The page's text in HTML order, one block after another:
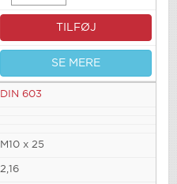
TILFØJ
SE MERE
DIN 603
M10 x 25
2,16